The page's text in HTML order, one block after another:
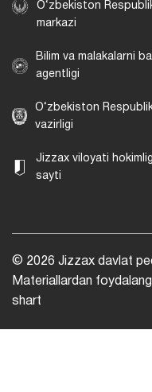
O‘zbekiston
markazi
Bilim va malakalarni
agentligi
O‘zbekiston
vazirligi
Jizzax viloyati
sayti
© 2026 Jizzax davlat
Materiallardan
shart